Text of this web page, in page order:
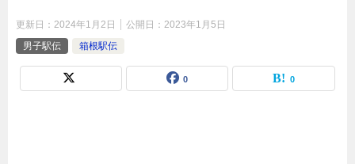
更新日： 2024年1月2日 公開日： 2023年1月5日
男子駅伝
箱根駅伝
0 0